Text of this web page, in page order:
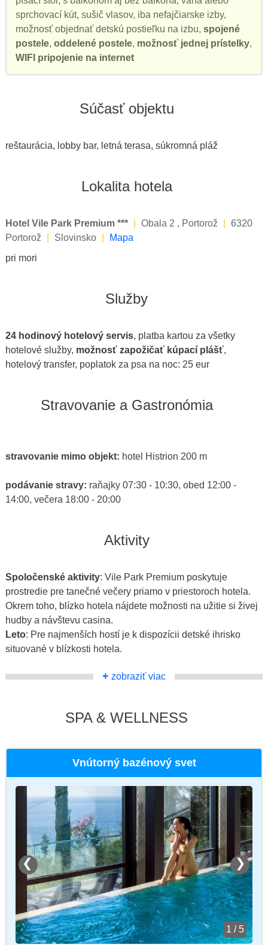
sprchovací kút, sušič vlasov, iba nefajčiarske izby,
možnosť objednať detskú postieľku na izbu, spojené
postele, oddelené postele, možnosť jednej prístelky,
WIFI pripojenie na internet
Súčasť objektu
reštaurácia, lobby bar, letná terasa, súkromná pláž
Lokalita hotela
Hotel Vile Park Premium *** Obala 2 , Portorož
6320
Portorož
Slovinsko
Mapa
pri mori
Služby
24 hodinový hotelový servis, platba kartou za všetky
hotelové služby, možnosť zapožičať kúpací plášť,
hotelový transfer, poplatok za psa na noc: 25 eur
Stravovanie a Gastronómia
stravovanie mimo objekt: hotel Histrion 200 m
podávanie stravy: raňajky 07:30 - 10:30, obed 12:00 -
14:00, večera 18:00 - 20:00
Aktivity
Spoločenské aktivity: Vile Park Premium poskytuje
prostredie pre tanečné večery priamo v priestoroch hotela.
Okrem toho, blízko hotela nájdete možnosti na užitie si živej
hudby a návštevu casina.
Leto: Pre najmenších hostí je k dispozícii detské ihrisko
situované v blízkosti hotela.
+ zobraziť viac
SPA & WELLNESS
Vnútorný bazénový svet
❮ ❯
1 / 5